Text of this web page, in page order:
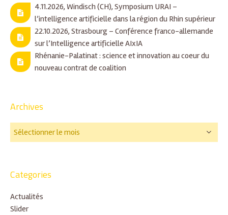
4.11.2026, Windisch (CH), Symposium URAI –
l’intelligence artificielle dans la région du Rhin supérieur
22.10.2026, Strasbourg – Conférence franco-allemande
sur l’Intelligence artificielle AIxIA
Rhénanie-Palatinat : science et innovation au coeur du
nouveau contrat de coalition
Archives
Categories
Actualités
Slider